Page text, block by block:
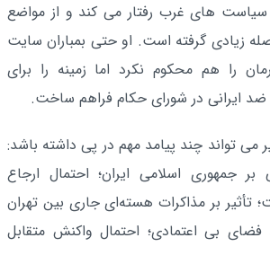
سیاست های غرب رفتار می کند و از مواضع
زیادی گرفته است. او حتی بمباران سایت
را هم محکوم نکرد اما زمینه را برای
ایرانی در شورای حکام فراهم ساخت.
می تواند چند پیامد مهم در پی داشته باشد:
جمهوری اسلامی ایران؛ احتمال ارجاع
تأثیر بر مذاکرات هسته‌ای جاری بین تهران
بی اعتمادی؛ احتمال واکنش متقابل